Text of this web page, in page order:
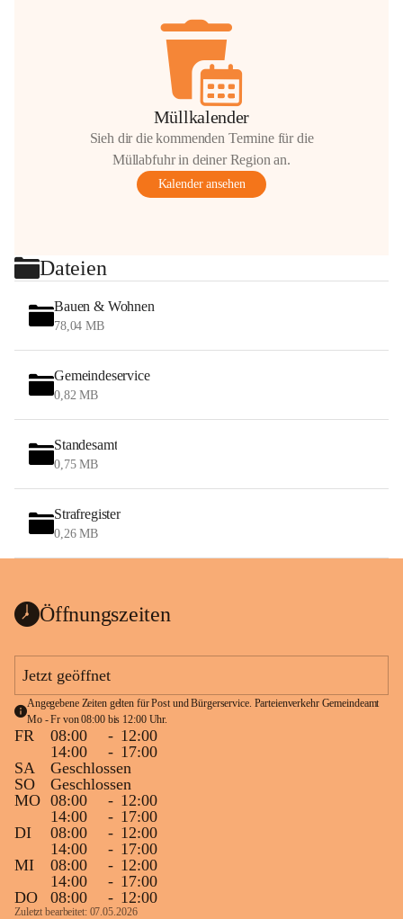
Müllkalender
Sieh dir die kommenden Termine für die
Müllabfuhr in deiner Region an.
Kalender ansehen
Dateien
Bauen & Wohnen
78,04 MB
Gemeindeservice
0,82 MB
Standesamt
0,75 MB
Strafregister
0,26 MB
Öffnungszeiten
Jetzt geöffnet
Angegebene Zeiten gelten für Post und Bürgerservice. Parteienverkehr Gemeindeamt
Mo - Fr von 08:00 bis 12:00 Uhr.
FR 08:00 - 12:00
14:00
- 17:00
SA
Geschlossen
SO
Geschlossen
MO 08:00 - 12:00
14:00
- 17:00
DI
08:00 - 12:00
14:00
- 17:00
MI
08:00 - 12:00
14:00
- 17:00
DO
08:00 - 12:00
Zuletzt bearbeitet: 07.05.2026